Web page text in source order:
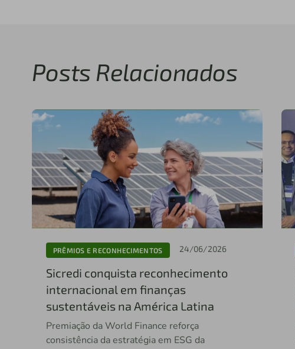
Posts Relacionados
PRÊMIOS E RECONHECIMENTOS 24/06/2026
Sicredi conquista reconhecimento
internacional em finanças
sustentáveis na América Latina
Premiação da World Finance reforça
consistência da estratégia em ESG da